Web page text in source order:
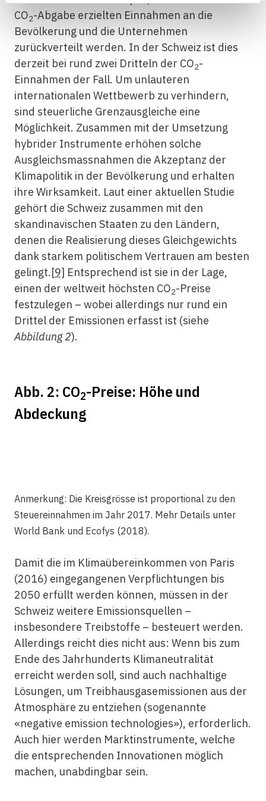
CO2-Abgabe erzielten Einnahmen an die
Bevölkerung und die Unternehmen
zurückverteilt werden. In der Schweiz ist dies
derzeit bei rund zwei Dritteln der CO2-
Einnahmen der Fall. Um unlauteren
internationalen Wettbewerb zu verhindern,
sind steuerliche Grenzausgleiche eine
Möglichkeit. Zusammen mit der Umsetzung
hybrider Instrumente erhöhen solche
Ausgleichsmassnahmen die Akzeptanz der
Klimapolitik in der Bevölkerung und erhalten
ihre Wirksamkeit. Laut einer aktuellen Studie
gehört die Schweiz zusammen mit den
skandinavischen Staaten zu den Ländern,
denen die Realisierung dieses Gleichgewichts
dank starkem politischem Vertrauen am besten
gelingt.[9] Entsprechend ist sie in der Lage,
einen der weltweit höchsten CO2-Preise
festzulegen – wobei allerdings nur rund ein
Drittel der Emissionen erfasst ist (siehe
Abbildung 2).
Abb. 2: CO2-Preise: Höhe und
Abdeckung
Anmerkung: Die Kreisgrösse ist proportional zu den
Steuereinnahmen im Jahr 2017. Mehr Details unter
World Bank und Ecofys (2018).
Damit die im Klimaübereinkommen von Paris
(2016) eingegangenen Verpflichtungen bis
2050 erfüllt werden können, müssen in der
Schweiz weitere Emissionsquellen –
insbesondere Treibstoffe – besteuert werden.
Allerdings reicht dies nicht aus: Wenn bis zum
Ende des Jahrhunderts Klimaneutralität
erreicht werden soll, sind auch nachhaltige
Lösungen, um Treibhausgasemissionen aus der
Atmosphäre zu entziehen (sogenannte
«negative emission technologies»), erforderlich.
Auch hier werden Marktinstrumente, welche
die entsprechenden Innovationen möglich
machen, unabdingbar sein.